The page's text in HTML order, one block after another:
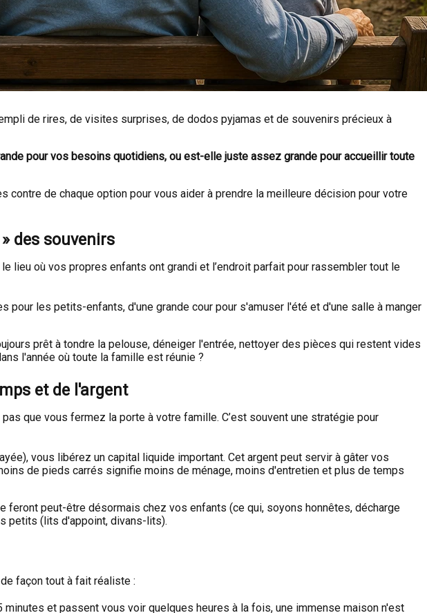
de rires, de visites surprises, de dodos pyjamas et de souvenirs précieux à
pour vos besoins quotidiens, ou est-elle juste assez grande pour accueillir toute
de chaque option pour vous aider à prendre la meilleure décision pour votre
des souvenirs
lieu où vos propres enfants ont grandi et l’endroit parfait pour rassembler tout le
les petits-enfants, d'une grande cour pour s'amuser l'été et d'une salle à manger
prêt à tondre la pelouse, déneiger l'entrée, nettoyer des pièces qui restent vides
l'année où toute la famille est réunie ?
et de l'argent
que vous fermez la porte à votre famille. C’est souvent une stratégie pour
vous libérez un capital liquide important. Cet argent peut servir à gâter vos
de pieds carrés signifie moins de ménage, moins d'entretien et plus de temps
peut-être désormais chez vos enfants (ce qui, soyons honnêtes, décharge
petits (lits d'appoint, divans-lits).
façon tout à fait réaliste :
et passent vous voir quelques heures à la fois, une immense maison n'est